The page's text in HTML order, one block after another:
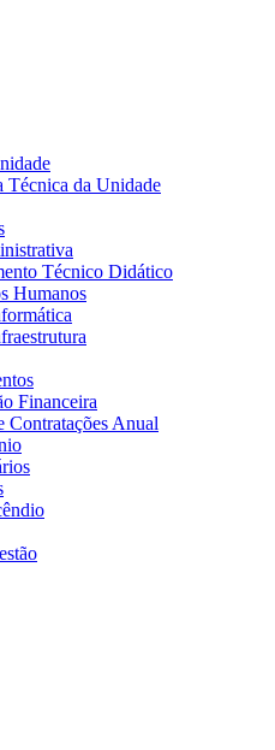
Técnica da Unidade
Técnico Didático
Humanos
Financeira
Contratações Anual